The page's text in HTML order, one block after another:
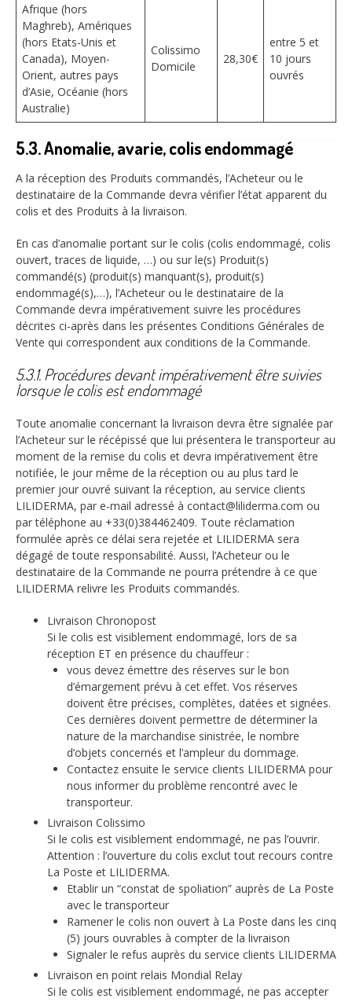
Afrique (hors
Maghreb), Amériques
(hors Etats-Unis et
Canada), Moyen-
Orient, autres pays
d’Asie, Océanie (hors
Australie)
Colissimo
Domicile
28,30€
entre 5 et
10 jours
ouvrés
5.3. Anomalie, avarie, colis endommagé
A la réception des Produits commandés, l’Acheteur ou le
destinataire de la Commande devra vérifier l’état apparent du
colis et des Produits à la livraison.
En cas d’anomalie portant sur le colis (colis endommagé, colis
ouvert, traces de liquide, …) ou sur le(s) Produit(s)
commandé(s) (produit(s) manquant(s), produit(s)
endommagé(s),…), l’Acheteur ou le destinataire de la
Commande devra impérativement suivre les procédures
décrites ci-après dans les présentes Conditions Générales de
Vente qui correspondent aux conditions de la Commande.
5.3.1. Procédures devant impérativement être suivies
lorsque le colis est endommagé
Toute anomalie concernant la livraison devra être signalée par
l’Acheteur sur le récépissé que lui présentera le transporteur au
moment de la remise du colis et devra impérativement être
notifiée, le jour même de la réception ou au plus tard le
premier jour ouvré suivant la réception, au service clients
LILIDERMA, par e-mail adressé à contact@liliderma.com ou
par téléphone au +33(0)384462409. Toute réclamation
formulée après ce délai sera rejetée et LILIDERMA sera
dégagé de toute responsabilité. Aussi, l’Acheteur ou le
destinataire de la Commande ne pourra prétendre à ce que
LILIDERMA relivre les Produits commandés.
Livraison Chronopost
Si le colis est visiblement endommagé, lors de sa
réception ET en présence du chauffeur :
vous devez émettre des réserves sur le bon
d’émargement prévu à cet effet. Vos réserves
doivent être précises, complètes, datées et signées.
Ces dernières doivent permettre de déterminer la
nature de la marchandise sinistrée, le nombre
d’objets concernés et l’ampleur du dommage.
Contactez ensuite le service clients LILIDERMA pour
nous informer du problème rencontré avec le
transporteur.
Livraison Colissimo
Si le colis est visiblement endommagé, ne pas l’ouvrir.
Attention : l’ouverture du colis exclut tout recours contre
La Poste et LILIDERMA.
Etablir un “constat de spoliation” auprès de La Poste
avec le transporteur
Ramener le colis non ouvert à La Poste dans les cinq
(5) jours ouvrables à compter de la livraison
Signaler le refus auprès du service clients LILIDERMA
Livraison en point relais Mondial Relay
Si le colis est visiblement endommagé, ne pas accepter